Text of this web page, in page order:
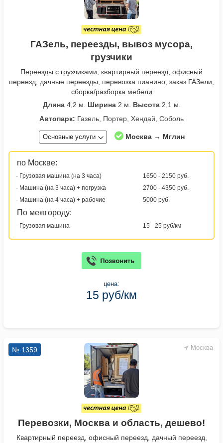
ГАЗель, переезды, вывоз мусора,
грузчики
Переезды с грузчиками, квартирный переезд, офисный
переезд, дачные переезды, перевозка пианино, заказ ГАЗели,
сборка/разборка мебели
Длина4,2 м. Ширина2 м. Высота2,1 м.
Автопарк: Газель, Портер, Хендай, Соболь
Основные услуги Москва → Мглин
по Москве:
- Грузовая машина (на 3 часа)
1650 - 2150 руб.
- Машина (на 3 часа) + погрузка
2700 - 4350 руб.
- Машина (на 4 часа) + рабочие
5000 руб.
По межгороду:
- Грузовая машина 15 - 25 руб/км
цена:
15 руб/км
Москва
№ 1359
Перевозки, Москва и область, дешево!
Квартирный переезд, офисный переезд, дачный переезд,